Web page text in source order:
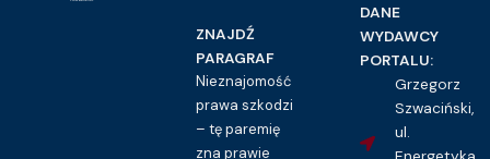
ZNAJDŹ
PARAGRAF
Nieznajomość
prawa szkodzi
– tę paremię
zna prawie
DANE
WYDAWCY
PORTALU:
Grzegorz
Szwaciński,
ul.